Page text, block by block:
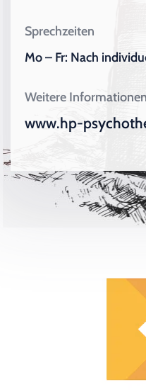
Sprechzeiten
Mo – Fr: Nach
Weitere Informationen
www.hp-